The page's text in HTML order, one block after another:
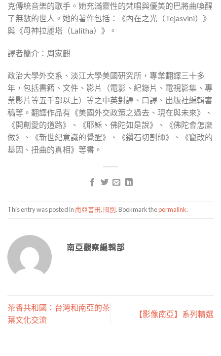
克傳統音樂的歌手。她充滿靈性的梵唱與優美的巴將曲喚醒
了無數的世人。她的著作包括：《內在之光（Tejasvini）》
與《母神拉麗塔（Lalitha）》。
譯者簡介：周家麒
政治大學外交系、淡江大學美國研究所，專業翻譯三十多
年，包括書籍、文件、影片（電影、紀錄片、電視影集、專
業影片等五千部以上）等之中英對譯、口譯、出版社編輯審
稿等。翻譯作品有《美國外交政策之過去、現在與未來》、
《開創愛的道路》、《耶穌、佛陀如是說》、《佛陀會怎麼
做》、《新世紀意識的覺醒》、《鑽石切割師》、《竄改的
基因、扭曲的真相》等書。
This entry was posted in南亞書田, 國別. Bookmark thepermalink.
南亞觀察編輯部
茶香共和國：台灣和南亞的茶
葉文化交流
【影像南亞】系列精選